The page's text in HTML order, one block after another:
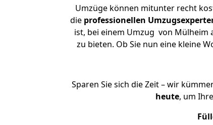
Umzüge können mitunter recht
die professionellen
ist, bei einem Umzug von Mülheim
zu bieten. Ob Sie nun eine kleine
Sparen Sie sich die Zeit – wir
heute, um